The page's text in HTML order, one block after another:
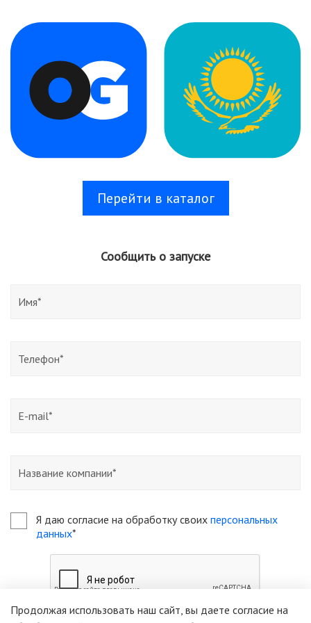
Перейти в каталог
Сообщить о запуске
Я даю согласие на обработку своих персональных
данных*
Продолжая использовать наш сайт, вы даете согласие на